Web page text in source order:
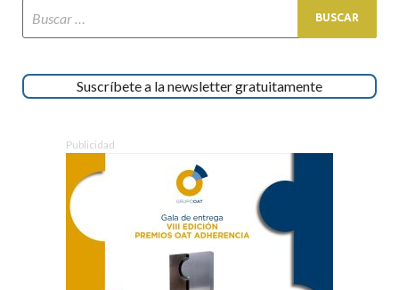
Suscríbete a la newsletter gratuitamente
Publicidad